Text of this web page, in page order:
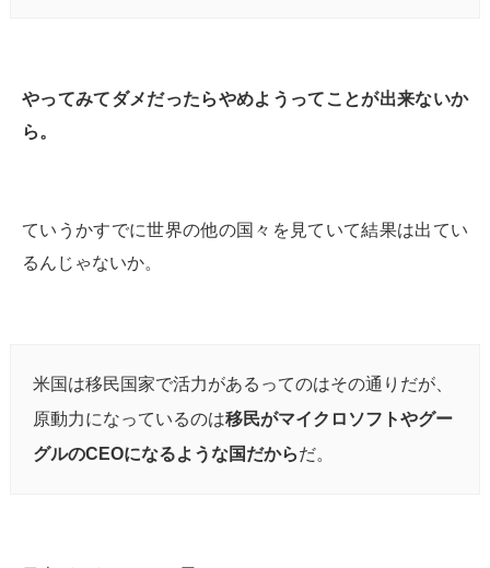
やってみてダメだったらやめようってことが出来ないか
ら。
ていうかすでに世界の他の国々を見ていて結果は出てい
るんじゃないか。
米国は移民国家で活力があるってのはその通りだが、
原動力になっているのは移民がマイクロソフトやグー
グルのCEOになるような国だからだ。